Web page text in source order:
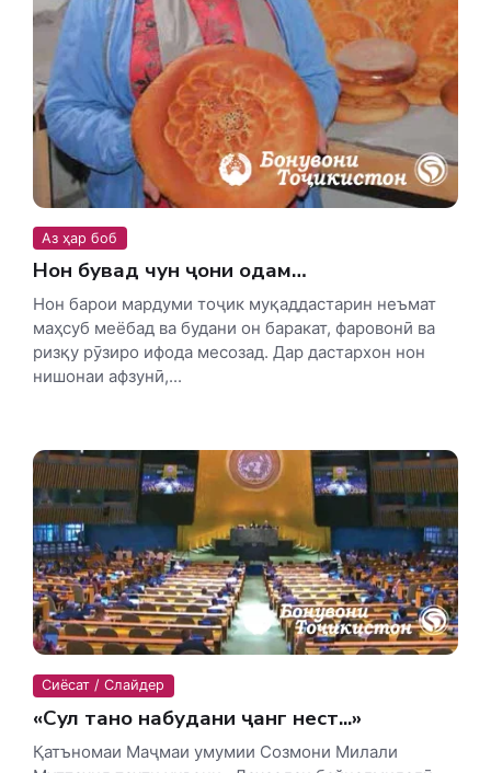
Аз ҳар боб
Нон бувад чун ҷони одам…
Нон барои мардуми тоҷик муқаддастарин неъмат
маҳсуб меёбад ва будани он баракат, фаровонӣ ва
ризқу рӯзиро ифода месозад. Дар дастархон нон
нишонаи афзунӣ,...
Сиёсат / Слайдер
«Сулҳ танҳо набудани ҷанг нест...»
Қатъномаи Маҷмаи умумии Созмони Милали